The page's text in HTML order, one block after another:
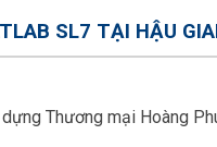
SL7 TẠI HẬU
Thương mại Hoàng